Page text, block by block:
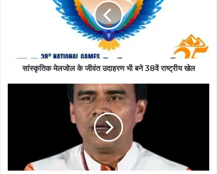
सांस्कृतिक मेलजोल के जीवंत उदाहरण भी बने 38वें राष्ट्रीय खेल